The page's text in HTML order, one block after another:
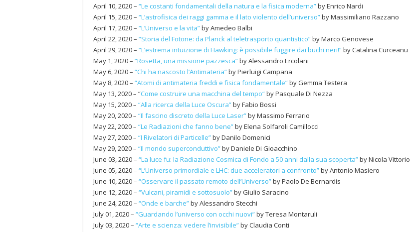
April 10, 2020 – “Le costanti fondamentali della natura e la fisica moderna”by Enrico Nardi
April 15, 2020 – “L’astrofisica dei raggi gamma e il lato violento dell’universo”by Massimiliano Razzano
April 17, 2020 – “L’Universo e la vita”by Amedeo Balbi
April 22, 2020 – “Storia del Fotone: da Planck al teletrasporto quantistico”by Marco Genovese
April 29, 2020 – “L’estrema intuizione di Hawking: è possibile fuggire dai buchi neri!”by Catalina Curceanu
May 1, 2020 – “Rosetta, una missione pazzesca”by Alessandro Ercolani
May 6, 2020 – “Chi ha nascosto l’Antimateria”by Pierluigi Campana
May 8, 2020 – “Atomi di antimateria freddi e fisica fondamentale”by Gemma Testera
May 13, 2020 – “Come costruire una macchina del tempo“by Pasquale Di Nezza
May 15, 2020 – “Alla ricerca della Luce Oscura”by Fabio Bossi
May 20, 2020 – “Il fascino discreto della Luce Laser”by Massimo Ferrario
May 22, 2020 – “Le Radiazioni che fanno bene”by Elena Solfaroli Camillocci
May 27, 2020 – “I Rivelatori di Particelle”by Danilo Domenici
May 29, 2020 – “Il mondo superconduttivo”by Daniele Di Gioacchino
June 03, 2020 – “La luce fu: la Radiazione Cosmica di Fondo a 50 anni dalla sua scoperta”by Nicola Vittorio
June 05, 2020 – “L’Universo primordiale e LHC: due acceleratori a confronto”by Antonio Masiero
June 10, 2020 – “Osservare il passato remoto dell’Universo”by Paolo De Bernardis
June 12, 2020 – “Vulcani, piramidi e sottosuolo”by Giulio Saracino
June 24, 2020 – “Onde e barche”by Alessandro Stecchi
July 01, 2020 – “Guardando l’universo con occhi nuovi”by Teresa Montaruli
July 03, 2020 – “Arte e scienza: vedere l’invisibile”by Claudia Conti